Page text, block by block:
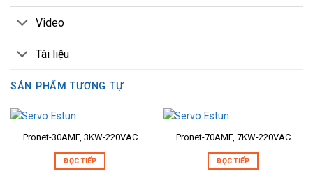
Video
Tài liệu
SẢN PHẨM TƯƠNG TỰ
Pronet-30AMF, 3KW-220VAC
ĐỌC TIẾP
Pronet-70AMF, 7KW-220VAC
ĐỌC TIẾP